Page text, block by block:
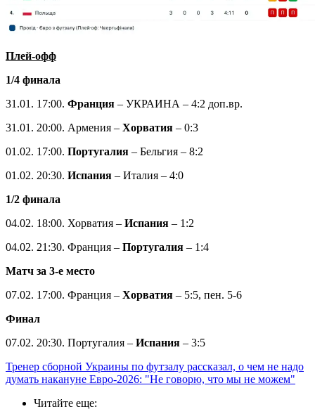
Итоговое турнирное положение
Группа D
24.01. 14:30. Италия – Португалия – 2:6
24.01. 17:30. Венгрия – Польша – 4:2
27.01. 17:30. Венгрия – Португалия – 1:5
реклама
27.01. 20:30. Польша – Италия – 0:4
реклама
29.01. 20:30. Португалия – Польша – 3:2
29.01. 20:30. Италия – Венгрия – 2:2
Итоговое турнирное положение
Плей-офф